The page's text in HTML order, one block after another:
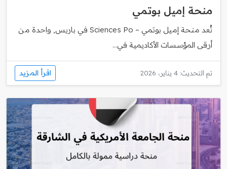
منحة إميل بوتمي
تُعد منحة إميل بوتمي – Sciences Po في باريس, واحدة من
أرقى المؤسسات الأكاديمية في...
تم التحديث: 4 يناير، 2026 اقرأ المزيد